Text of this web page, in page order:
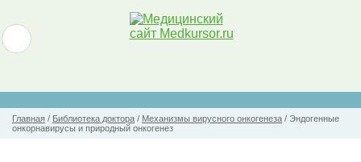
Главная / Библиотека доктора / Механизмы вирусного онкогенеза / Эндогенные
онкорнавирусы и природный онкогенез